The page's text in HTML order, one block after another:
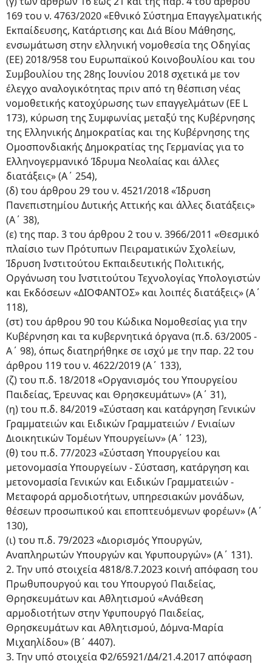
169 του ν. 4763/2020 «Εθνικό Σύστημα Επαγγελματικής
Εκπαίδευσης, Κατάρτισης και Διά Βίου Μάθησης,
ενσωμάτωση στην ελληνική νομοθεσία της Οδηγίας
(ΕΕ) 2018/958 του Ευρωπαϊκού Κοινοβουλίου και του
Συμβουλίου της 28ης Ιουνίου 2018 σχετικά με τον
έλεγχο αναλογικότητας πριν από τη θέσπιση νέας
νομοθετικής κατοχύρωσης των επαγγελμάτων (EE L
173), κύρωση της Συμφωνίας μεταξύ της Κυβέρνησης
της Ελληνικής Δημοκρατίας και της Κυβέρνησης της
Ομοσπονδιακής Δημοκρατίας της Γερμανίας για το
Ελληνογερμανικό Ίδρυμα Νεολαίας και άλλες
διατάξεις» (Α΄ 254),
(δ) του άρθρου 29 του ν. 4521/2018 «Ίδρυση
Πανεπιστημίου Δυτικής Αττικής και άλλες διατάξεις»
(Α΄ 38),
(ε) της παρ. 3 του άρθρου 2 του ν. 3966/2011 «Θεσμικό
πλαίσιο των Πρότυπων Πειραματικών Σχολείων,
Ίδρυση Ινστιτούτου Εκπαιδευτικής Πολιτικής,
Οργάνωση του Ινστιτούτου Τεχνολογίας Υπολογιστών
και Εκδόσεων «ΔΙΟΦΑΝΤΟΣ» και λοιπές διατάξεις» (Α΄
118),
(στ) του άρθρου 90 του Κώδικα Νομοθεσίας για την
Κυβέρνηση και τα κυβερνητικά όργανα (π.δ. 63/2005 -
Α΄ 98), όπως διατηρήθηκε σε ισχύ με την παρ. 22 του
άρθρου 119 του ν. 4622/2019 (Α΄ 133),
(ζ) του π.δ. 18/2018 «Οργανισμός του Υπουργείου
Παιδείας, Έρευνας και Θρησκευμάτων» (Α΄ 31),
(η) του π.δ. 84/2019 «Σύσταση και κατάργηση Γενικών
Γραμματειών και Ειδικών Γραμματειών / Ενιαίων
Διοικητικών Τομέων Υπουργείων» (Α΄ 123),
(θ) του π.δ. 77/2023 «Σύσταση Υπουργείου και
μετονομασία Υπουργείων - Σύσταση, κατάργηση και
μετονομασία Γενικών και Ειδικών Γραμματειών -
Μεταφορά αρμοδιοτήτων, υπηρεσιακών μονάδων,
θέσεων προσωπικού και εποπτευόμενων φορέων» (Α΄
130),
(ι) του π.δ. 79/2023 «Διορισμός Υπουργών,
Αναπληρωτών Υπουργών και Υφυπουργών» (Α΄ 131).
2. Την υπό στοιχεία 4818/8.7.2023 κοινή απόφαση του
Πρωθυπουργού και του Υπουργού Παιδείας,
Θρησκευμάτων και Αθλητισμού «Ανάθεση
αρμοδιοτήτων στην Υφυπουργό Παιδείας,
Θρησκευμάτων και Αθλητισμού, Δόμνα-Μαρία
Μιχαηλίδου» (Β΄ 4407).
3. Την υπό στοιχεία Φ2/65921/Δ4/21.4.2017 απόφαση